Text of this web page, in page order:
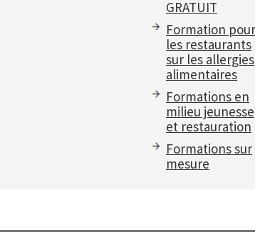
GRATUIT
Formation pour
les restaurants
sur les allergies
alimentaires
Formations en
milieu jeunesse
et restauration
Formations sur
mesure